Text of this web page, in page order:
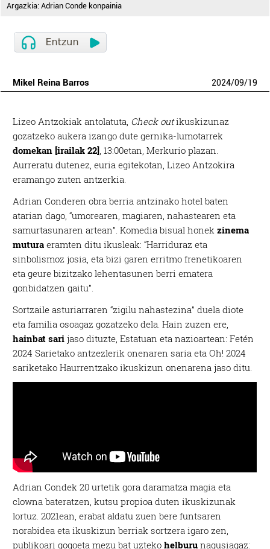
Argazkia: Adrian Conde konpainia
Mikel Reina Barros 2024/09/19
Lizeo Antzokiak antolatuta, Check outikuskizunaz
gozatzeko aukera izango dute gernika-lumotarrek
domekan [irailak 22], 13:00etan, Merkurio plazan.
Aurreratu dutenez, euria egitekotan, Lizeo Antzokira
eramango zuten antzerkia.
Adrian Conderen obra berria antzinako hotel baten
atarian dago, “umorearen, magiaren, nahastearen eta
samurtasunaren artean”. Komedia bisual honek zinema
mutura eramten ditu ikusleak: “Harriduraz eta
sinbolismoz josia, eta bizi garen erritmo frenetikoaren
eta geure bizitzako lehentasunen berri ematera
gonbidatzen gaitu”.
Sortzaile asturiarraren “zigilu nahastezina” duela diote
eta familia osoagaz gozatzeko dela. Hain zuzen ere,
hainbat sari jaso dituzte, Estatuan eta nazioartean: Fetén
2024 Sarietako antzezlerik onenaren saria eta Oh! 2024
sariketako Haurrentzako ikuskizun onenarena jaso ditu.
Adrian Condek 20 urtetik gora daramatza magia eta
clowna bateratzen, kutsu propioa duten ikuskizunak
lortuz. 2021ean, erabat aldatu zuen bere funtsaren
norabidea eta ikuskizun berriak sortzera igaro zen,
publikoari gogoeta mezu bat uztekohelburu nagusiagaz: